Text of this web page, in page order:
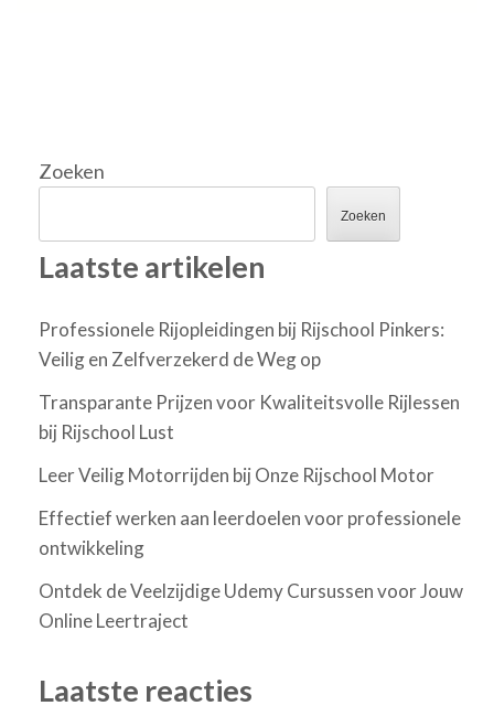
Zoeken
Zoeken
Laatste artikelen
Professionele Rijopleidingen bij Rijschool Pinkers:
Veilig en Zelfverzekerd de Weg op
Transparante Prijzen voor Kwaliteitsvolle Rijlessen
bij Rijschool Lust
Leer Veilig Motorrijden bij Onze Rijschool Motor
Effectief werken aan leerdoelen voor professionele
ontwikkeling
Ontdek de Veelzijdige Udemy Cursussen voor Jouw
Online Leertraject
Laatste reacties